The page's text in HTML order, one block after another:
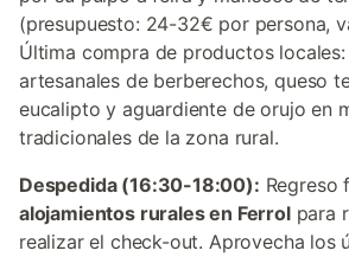
(presupuesto: 24-32€ por persona,
Última compra de productos
artesanales de berberechos, queso
eucalipto y aguardiente de orujo en
tradicionales de la zona rural.
Despedida (16:30-18:00): Regreso
alojamientos rurales en Ferrolpara
realizar el check-out. Aprovecha los